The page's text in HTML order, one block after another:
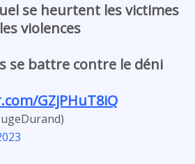
se heurtent les victimes
violences
se battre contre le déni
GZjPHuT8iQ